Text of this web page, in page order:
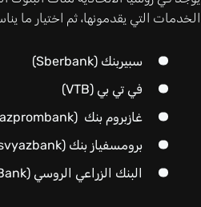
الخدمات التي يقدمونها، ثم اختيار ما
سبيربنك (Sberbank)
في تي بي (VTB)
غازبروم بنك (Gazprombank)
برومسفياز بنك (Promsvyazbank)
البنك الزراعي الروسي (Russian Agricultural Bank)